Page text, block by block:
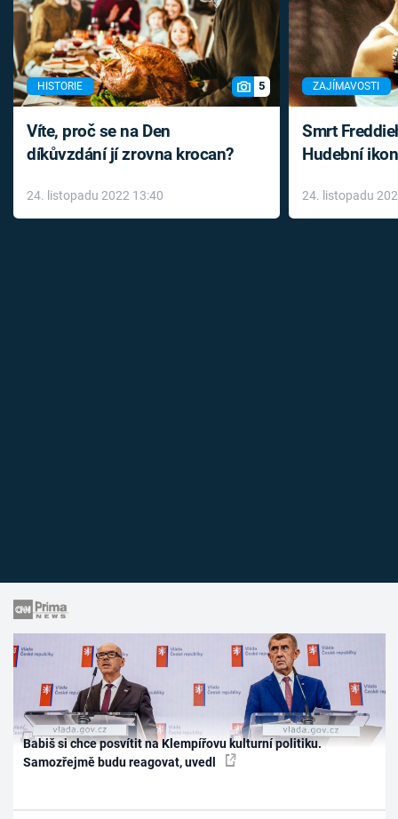
HISTORIE 5
Víte, proč se na Den
díkůvzdání jí zrovna krocan?
24. listopadu 2022 13:40
ZAJÍMAVOSTI
Smrt
Hudební
léky
24. listopadu
Babiš si chce posvítit na Klempířovu kulturní politiku.
Samozřejmě budu reagovat, uvedl